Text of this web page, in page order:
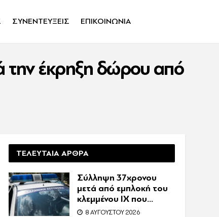
ΣΥΝΕΝΤΕΥΞΕΙΣ ΕΠΙΚΟΙΝΩΝΙΑ
την έκρηξη δώρου από
ΤΕΛΕΥΤΑΙΑ ΑΡΘΡΑ
Σύλληψη 37χρονου
μετά από εμπλοκή του
κλεμμένου ΙΧ που
οδηγούσε σε τροχαίο
8 ΑΥΓΟΎΣΤΟΥ 2026